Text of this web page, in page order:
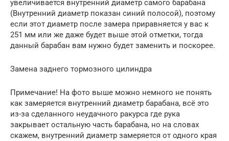
увеличивается внутренний диаметр самого барабана
(Внутренний диаметр показан синий полосой), поэтому
если этот диаметр после замера приравняется у вас к
251 мм или же даже будет выше этой отметки, тогда
данный барабан вам нужно будет заменить и поскорее.
Замена заднего тормозного цилиндра
Примечание! На фото выше можно немного не понять
как замеряется внутренний диаметр барабана, всё это
из-за сделанного неудачного ракурса где рука
закрывает остальную часть барабана, но на словах
скажем, внутренний диаметр замеряется от одного края